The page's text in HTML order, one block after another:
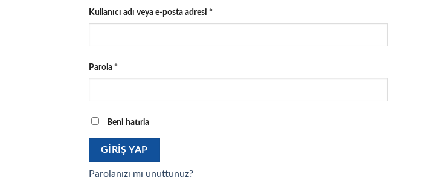
Kullanıcı adı veya e-posta adresi *
Parola *
Beni hatırla
GIRIŞ YAP
Parolanızı mı unuttunuz?